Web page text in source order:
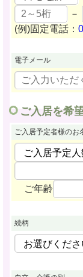
－
(例)固定電話：
電子メール
ご入居を希
ご入居予定者様のお
ご年齢
続柄